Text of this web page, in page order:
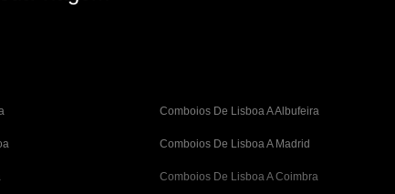
Comboios De Lisboa A Albufeira
Comboios De Lisboa A Madrid
Comboios De Lisboa A Coimbra